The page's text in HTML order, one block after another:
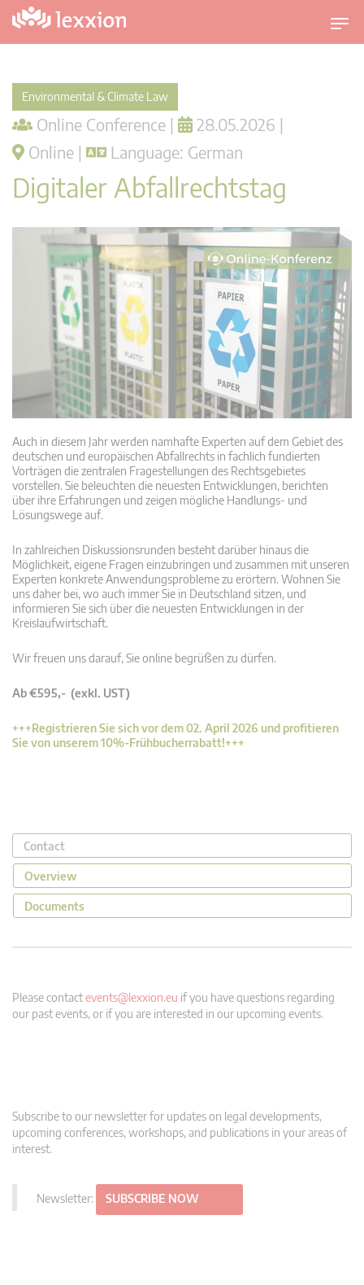
T
o
a
o
n
Environmental & Climate Law
Online Conference |
28.05.2026 |
Online |
Language: German
Digitaler Abfallrechtstag
Auch in diesem Jahr werden namhafte Experten auf dem Gebiet des
deutschen und europäischen Abfallrechts in fachlich fundierten
Vorträgen die zentralen Fragestellungen des Rechtsgebietes
vorstellen. Sie beleuchten die neuesten Entwicklungen, berichten
über ihre Erfahrungen und zeigen mögliche Handlungs- und
Lösungswege auf.
In zahlreichen Diskussionsrunden besteht darüber hinaus die
Möglichkeit, eigene Fragen einzubringen und zusammen mit unseren
Experten konkrete Anwendungsprobleme zu erörtern. Wohnen Sie
uns daher bei, wo auch immer Sie in Deutschland sitzen, und
informieren Sie sich über die neuesten Entwicklungen in der
Kreislaufwirtschaft.
Wir freuen uns darauf, Sie online begrüßen zu dürfen.
Ab €595,- (exkl. UST)
+++Registrieren Sie sich vor dem 02. April 2026 und profitieren
Sie von unserem 10%-Frühbucherrabatt!+++
Contact
Overview
Documents
Please contactevents@lexxion.eu if you have questions regarding
our past events, or if you are interested in our upcoming events.
Subscribe to our newsletter for updates on legal developments,
upcoming conferences, workshops, and publications in your areas of
interest.
Newsletter: SUBSCRIBE NOW